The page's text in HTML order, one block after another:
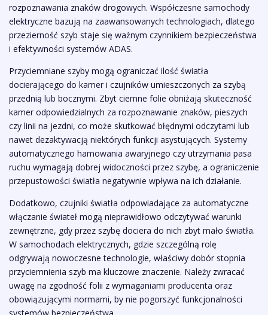
rozpoznawania znaków drogowych. Współczesne samochody
elektryczne bazują na zaawansowanych technologiach, dlatego
przezierność szyb staje się ważnym czynnikiem bezpieczeństwa
i efektywności systemów ADAS.
Przyciemniane szyby mogą ograniczać ilość światła
docierającego do kamer i czujników umieszczonych za szybą
przednią lub bocznymi. Zbyt ciemne folie obniżają skuteczność
kamer odpowiedzialnych za rozpoznawanie znaków, pieszych
czy linii na jezdni, co może skutkować błędnymi odczytami lub
nawet dezaktywacją niektórych funkcji asystujących. Systemy
automatycznego hamowania awaryjnego czy utrzymania pasa
ruchu wymagają dobrej widoczności przez szybę, a ograniczenie
przepustowości światła negatywnie wpływa na ich działanie.
Dodatkowo, czujniki światła odpowiadające za automatyczne
włączanie świateł mogą nieprawidłowo odczytywać warunki
zewnętrzne, gdy przez szybę dociera do nich zbyt mało światła.
W samochodach elektrycznych, gdzie szczególną rolę
odgrywają nowoczesne technologie, właściwy dobór stopnia
przyciemnienia szyb ma kluczowe znaczenie. Należy zwracać
uwagę na zgodność folii z wymaganiami producenta oraz
obowiązującymi normami, by nie pogorszyć funkcjonalności